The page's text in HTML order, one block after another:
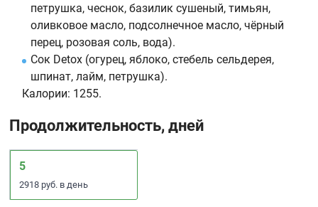
петрушка, чеснок, базилик сушеный, тимьян,
оливковое масло, подсолнечное масло, чёрный
перец, розовая соль, вода).
Сок Detox (огурец, яблоко, стебель сельдерея,
шпинат, лайм, петрушка).
Калории: 1255.
Продолжительность, дней
5
2918 руб. в день